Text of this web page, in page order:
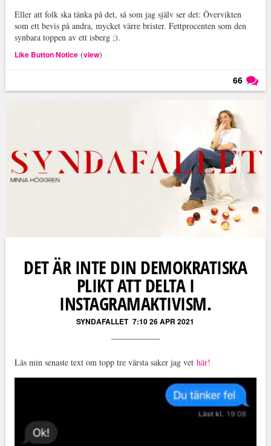
Eller att folk ska tänka på det, så som jag själv ser det: Övervikten
som ett bevis på andra, mycket värre brister. Fettprocenten som den
synbara toppen av ett isberg ;).
Like Button Notice(view)
66
DET ÄR INTE DIN DEMOKRATISKA
PLIKT ATT DELTA I
INSTAGRAMAKTIVISM.
SYNDAFALLET 7:10 26 APR 2021
Läs min senaste text om topp tre värsta saker jag vet här!